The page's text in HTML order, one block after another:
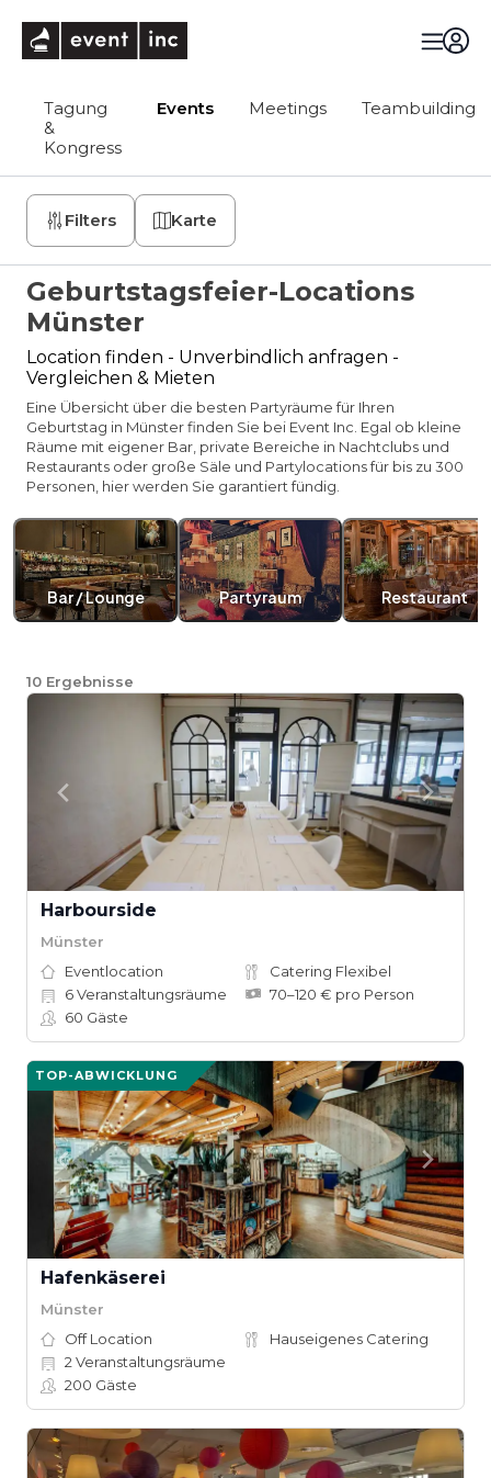
Tagung
&
Kongress
Events Meetings Teambuilding
Filters Karte
Geburtstagsfeier-Locations
Münster
Location finden - Unverbindlich anfragen -
Vergleichen & Mieten
Eine Übersicht über die besten Partyräume für Ihren
Geburtstag in Münster finden Sie bei Event Inc. Egal ob kleine
Räume mit eigener Bar, private Bereiche in Nachtclubs und
Restaurants oder große Säle und Partylocations für bis zu 300
Personen, hier werden Sie garantiert fündig.
Bar / Lounge Partyraum Restaurant
10 Ergebnisse
Harbourside
Münster
Eventlocation
Catering Flexibel
6Veranstaltungsräume
70–120 € pro Person
60 Gäste
TOP-ABWICKLUNG
Hafenkäserei
Münster
Off Location
Hauseigenes Catering
2 Veranstaltungsräume
200 Gäste